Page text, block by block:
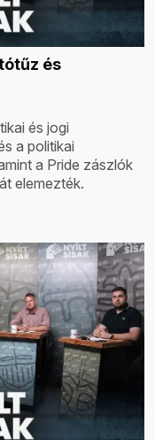
és
és jogi
a politikai
a Pride zászlók
elemezték.